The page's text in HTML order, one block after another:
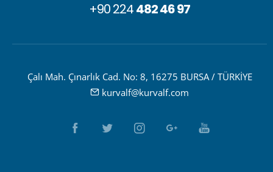
+90 224482 46 97
Çalı Mah. Çınarlık Cad. No: 8, 16275 BURSA / TÜRKİYE
kurvalf@kurvalf.com